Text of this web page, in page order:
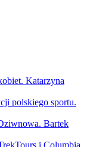
Katarzyna
polskiego sportu.
Bartek
i Columbia